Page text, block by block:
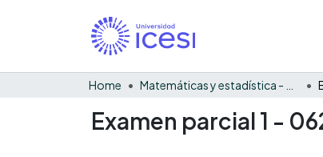
Home
Examen parcial 1 -